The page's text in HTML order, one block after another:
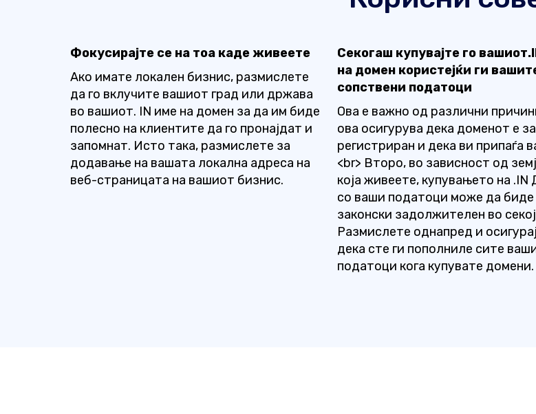
Фокусирајте се на тоа каде живеете
Ако имате локален бизнис, размислете
да го вклучите вашиот град или држава
во вашиот. IN име на домен за да им биде
полесно на клиентите да го пронајдат и
запомнат. Исто така, размислете за
додавање на вашата локална адреса на
веб-страницата на вашиот бизнис.
Секогаш купувајте го
на домен користејќи ги
сопствени податоци
Ова е важно од различни
ова осигурува дека доменот е
регистриран и дека ви припаѓа
<br> Второ, во зависност од
која живеете, купувањето на .IN
со ваши податоци може да биде
законски задолжителен во секој
Размислете однапред и
дека сте ги пополниле сите
податоци кога купувате домени.